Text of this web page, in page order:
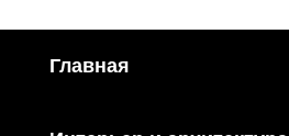
Главная